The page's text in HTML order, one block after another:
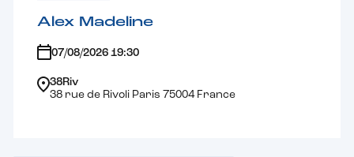
Alex Madeline
07/08/2026 19:30
38Riv
38 rue de Rivoli Paris 75004 France